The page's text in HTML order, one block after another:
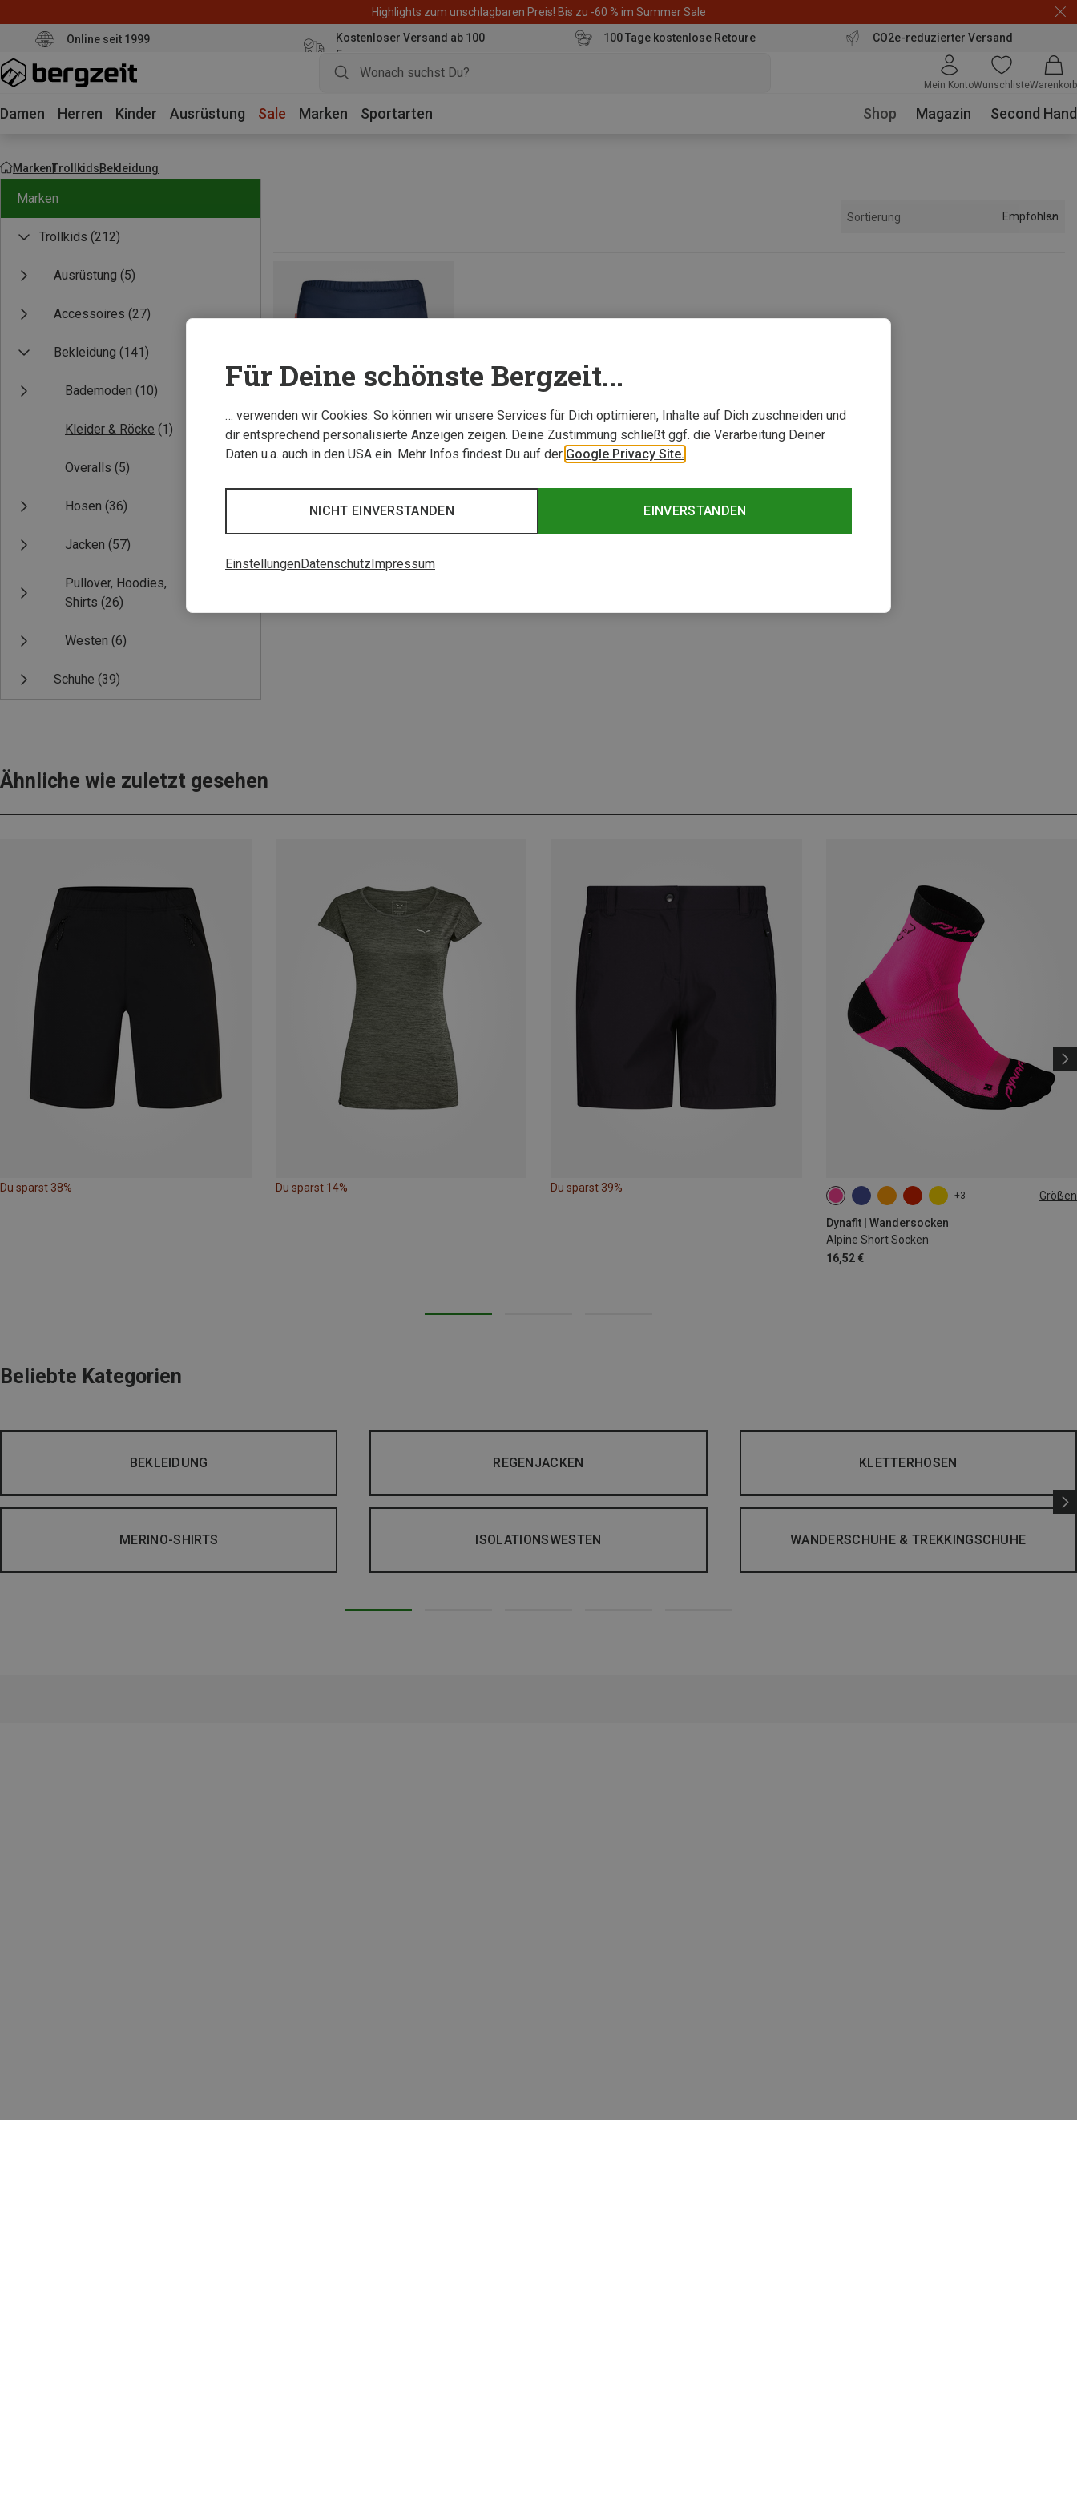
Highlights zum unschlagbaren Preis! Bis zu -60 % im Summer Sale
Online seit 1999
Kostenloser Versand ab 100
Euro
100 Tage kostenlose Retoure CO2e-reduzierter Versand
Mein KontoWunschlisteWarenkorb
Damen Herren Kinder Ausrüstung Sale Marken Sportarten Shop Magazin Second Hand
MarkenTrollkidsBekleidung
Marken
Trollkids (212)
Ausrüstung (5)
Accessoires (27)
Bekleidung (141)
Bademoden (10)
Kleider & Röcke (1)
Overalls (5)
Hosen (36)
Jacken (57)
Pullover, Hoodies,
Shirts (26)
Westen (6)
Schuhe (39)
Sortierung Empfohlen
Du sparst 29%
Ähnliche wie zuletzt gesehen
Du sparst 38% Du sparst 14% Du sparst 39%
+3 Größen
Dynafit | Wandersocken
Alpine Short Socken
16,52 €
35|36|37|38 39|40|41|42
Beliebte Kategorien
BEKLEIDUNG REGENJACKEN KLETTERHOSEN
MERINO-SHIRTS ISOLATIONSWESTEN WANDERSCHUHE & TREKKINGSCHUHE
Für Deine schönste Bergzeit...
… verwenden wir Cookies. So können wir unsere Services für Dich optimieren, Inhalte auf Dich zuschneiden und
dir entsprechend personalisierte Anzeigen zeigen. Deine Zustimmung schließt ggf. die Verarbeitung Deiner
Daten u.a. auch in den USA ein. Mehr Infos findest Du auf der Google Privacy Site.
EINVERSTANDEN
NICHT EINVERSTANDEN
EinstellungenDatenschutzImpressum